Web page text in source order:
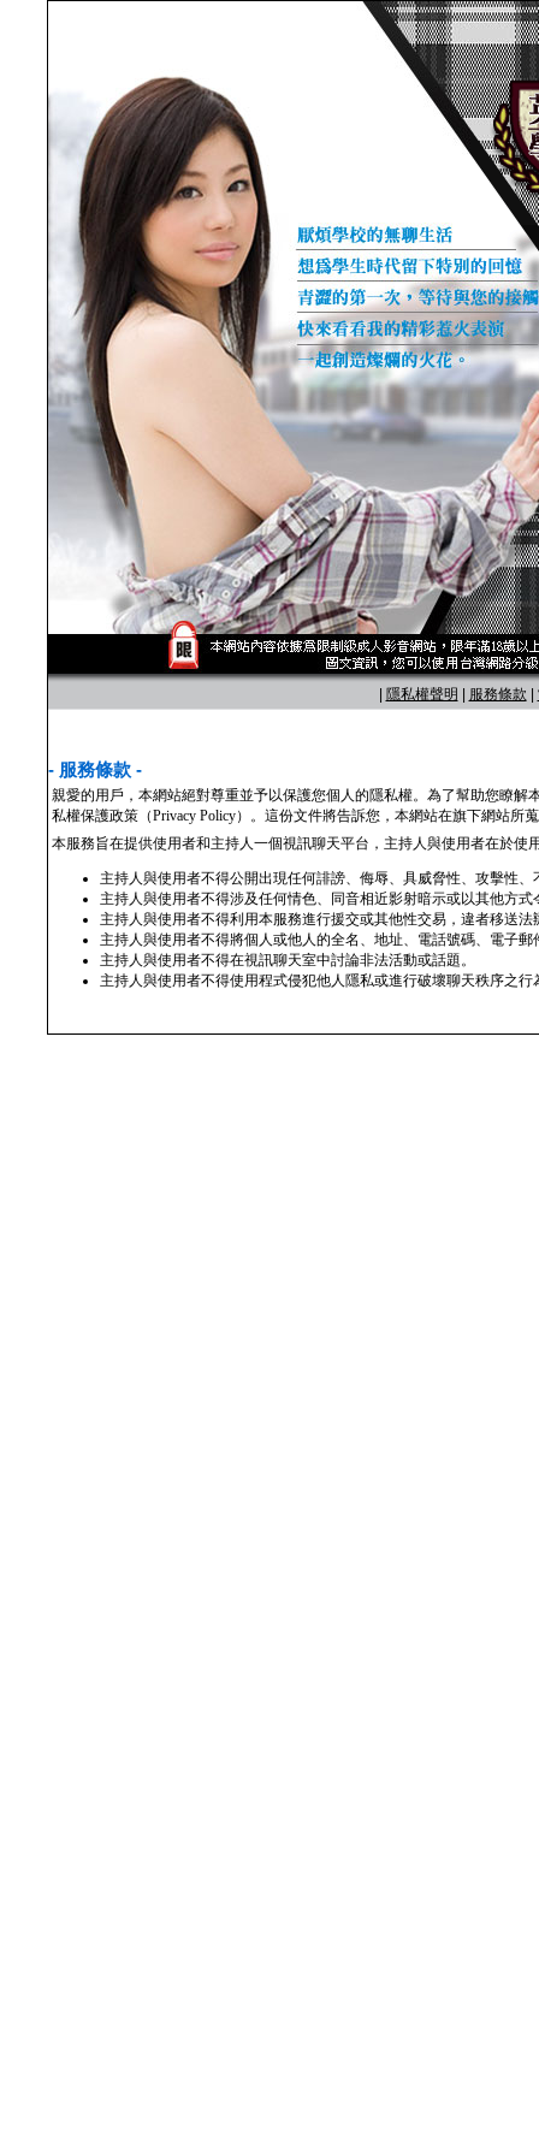
隱私權聲明 服務條款
- 服務條款 -
親愛的用戶，本網站絕對尊重並予以保護您個人的隱私權。為了幫助您瞭
私權保護政策（Privacy Policy）。這份文件將告訴您，本網站在旗下網站所
本服務旨在提供使用者和主持人一個視訊聊天平台，主持人與使用者在於使
主持人與使用者不得公開出現任何誹謗、侮辱、具威脅性、攻擊性
主持人與使用者不得涉及任何情色、同音相近影射暗示或以其他方式
主持人與使用者不得利用本服務進行援交或其他性交易，違者移送法
主持人與使用者不得將個人或他人的全名、地址、電話號碼、電子
主持人與使用者不得在視訊聊天室中討論非法活動或話題。
主持人與使用者不得使用程式侵犯他人隱私或進行破壞聊天秩序之行